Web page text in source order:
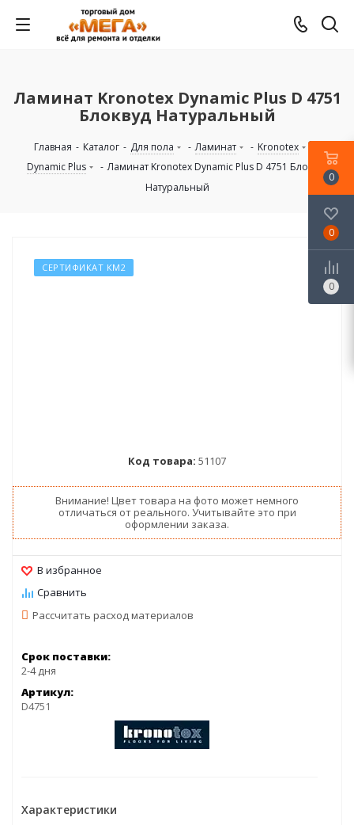
Ламинат Kronotex Dynamic Plus D 4751
Блоквуд Натуральный
Главная - Каталог - Для пола - Ламинат - Kronotex
Dynamic Plus
- Ламинат Kronotex Dynamic Plus D 4751 Блоквуд
Натуральный
СЕРТИФИКАТ КМ2
Код товара: 51107
Внимание! Цвет товара на фото может немного
отличаться от реального. Учитывайте это при
оформлении заказа.
Рассчитать расход материалов
Срок поставки:
2-4 дня
Артикул:
D4751
Характеристики
0
0
0